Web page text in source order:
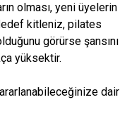
olması, yeni üyelerin
kitleniz, pilates
görürse şansını
yüksektir.
dair